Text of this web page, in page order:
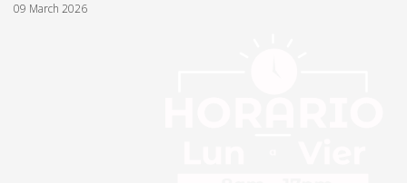
09 March 2026